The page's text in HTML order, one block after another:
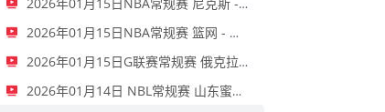
2026年01月15日NBA常规赛 尼克斯 - 国王 全场录像
2026年01月15日NBA常规赛 篮网 - 鹈鹕 全场录像
2026年01月15日G联赛常规赛 俄克拉荷马城蓝 - 撕裂之城混音 全场录像
2026年01月14日 NBL常规赛 山东蜜獾 VS 上海玄鸟 全场录像